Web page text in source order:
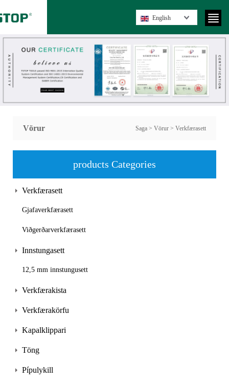
English
Vörur Saga > Vörur > Verkfærasett
products Categories
Verkfærasett
Gjafaverkfærasett
Viðgerðarverkfærasett
Innstungasett
12,5 mm innstungusett
Verkfærakista
Verkfærakörfu
Kapalklippari
Töng
Pípulykill